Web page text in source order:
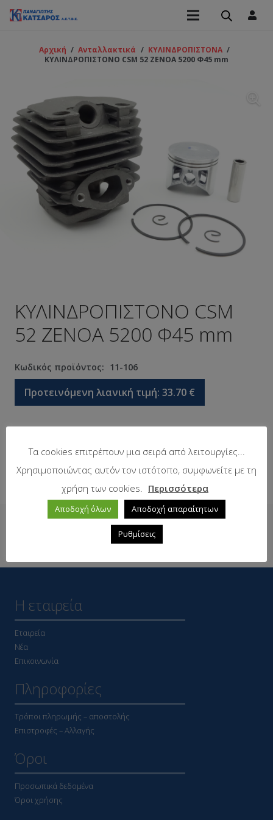
Αρχική / Ανταλλακτικά / ΚΥΛΙΝΔΡΟΠΙΣΤΟΝΑ /
ΚΥΛΙΝΔΡΟΠΙΣΤΟΝΟ CSM 52 ΖΕΝΟA 5200 Φ45 mm
ΚΥΛΙΝΔΡΟΠΙΣΤΟΝΟ CSM
52 ΖΕΝΟA 5200 Φ45 mm
Κωδικός προϊόντος: 11-106
Προτεινόμενη λιανική τιμή: 33.70 €
Δείτε επίσης
Η εταιρεία
Εταιρεία
Νέα
Επικοινωνία
Πληροφορίες
Τρόποι πληρωμής – αποστολής
Επιστροφές – Αλλαγής
Όροι
Προσωπικά δεδομένα
Όροι χρήσης
Τα cookies επιτρέπουν μια σειρά από λειτουργίες...
Χρησιμοποιώντας αυτόν τον ιστότοπο, συμφωνείτε με τη
χρήση των cookies.
Περισσότερα
Αποδοχή όλων Αποδοχή απαραίτητων
Ρυθμίσεις